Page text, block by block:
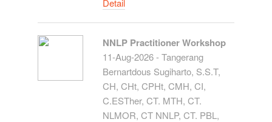
Detail
NNLP Practitioner Workshop
11-Aug-2026 - Tangerang
Bernartdous Sugiharto, S.S.T,
CH, CHt, CPHt, CMH, CI,
C.ESTher, CT. MTH, CT.
NLMOR, CT NNLP, CT. PBL,